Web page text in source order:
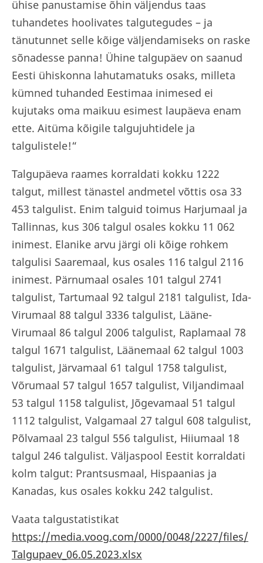
ühise panustamise õhin väljendus taas
tuhandetes hoolivates talgutegudes – ja
tänutunnet selle kõige väljendamiseks on raske
sõnadesse panna! Ühine talgupäev on saanud
Eesti ühiskonna lahutamatuks osaks, milleta
kümned tuhanded Eestimaa inimesed ei
kujutaks oma maikuu esimest laupäeva enam
ette. Aitüma kõigile talgujuhtidele ja
talgulistele!“
Talgupäeva raames korraldati kokku 1222
talgut, millest tänastel andmetel võttis osa 33
453 talgulist. Enim talguid toimus Harjumaal ja
Tallinnas, kus 306 talgul osales kokku 11 062
inimest. Elanike arvu järgi oli kõige rohkem
talgulisi Saaremaal, kus osales 116 talgul 2116
inimest. Pärnumaal osales 101 talgul 2741
talgulist, Tartumaal 92 talgul 2181 talgulist, Ida-
Virumaal 88 talgul 3336 talgulist, Lääne-
Virumaal 86 talgul 2006 talgulist, Raplamaal 78
talgul 1671 talgulist, Läänemaal 62 talgul 1003
talgulist, Järvamaal 61 talgul 1758 talgulist,
Võrumaal 57 talgul 1657 talgulist, Viljandimaal
53 talgul 1158 talgulist, Jõgevamaal 51 talgul
1112 talgulist, Valgamaal 27 talgul 608 talgulist,
Põlvamaal 23 talgul 556 talgulist, Hiiumaal 18
talgul 246 talgulist. Väljaspool Eestit korraldati
kolm talgut: Prantsusmaal, Hispaanias ja
Kanadas, kus osales kokku 242 talgulist.
Vaata talgustatistikat
https://media.voog.com/0000/0048/2227/files/
Talgupaev_06.05.2023.xlsx